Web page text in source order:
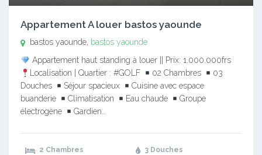
Appartement A louer bastos yaounde
bastos yaounde, bastos yaounde
Appartement haut standing à louer || Prix: 1.000.000frs
Localisation | Quartier : #GOLF
02 Chambres
03
Douches
Séjour spacieux
Cuisine avec espace
buanderie
Climatisation Eau chaude
Groupe
électrogène
Gardien…
2 Chambres 3 Douches